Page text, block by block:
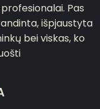
Pas
išpjaustyta
bei viskas, ko